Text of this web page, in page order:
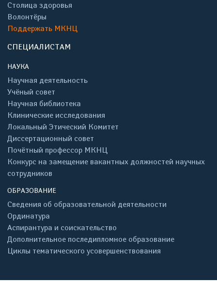
Столица здоровья
Волонтёры
Поддержать МКНЦ
СПЕЦИАЛИСТАМ
НАУКА
Научная деятельность
Учёный совет
Научная библиотека
Клинические исследования
Локальный Этический Комитет
Диссертационный совет
Почётный профессор МКНЦ
Конкурс на замещение вакантных должностей научных
сотрудников
ОБРАЗОВАНИЕ
Сведения об образовательной деятельности
Ординатура
Аспирантура и соискательство
Дополнительное последипломное образование
Циклы тематического усовершенствования